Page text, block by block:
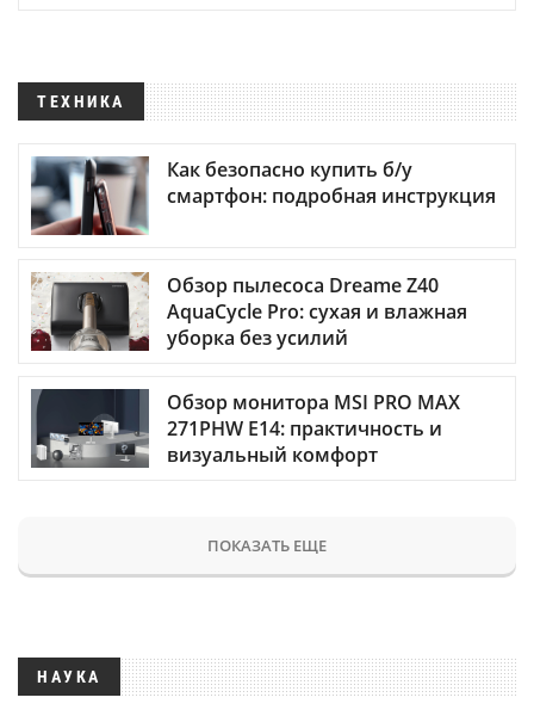
ТЕХНИКА
Как безопасно купить б/у
смартфон: подробная инструкция
Обзор пылесоса Dreame Z40
AquaCycle Pro: сухая и влажная
уборка без усилий
Обзор монитора MSI PRO MAX
271PHW E14: практичность и
визуальный комфорт
ПОКАЗАТЬ ЕЩЕ
НАУКА